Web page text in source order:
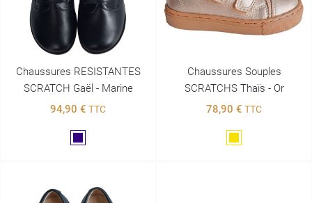
Chaussures RESISTANTES
SCRATCH Gaël - Marine
94,90 € TTC
Chaussures Souples
SCRATCHS Thaïs - Or
78,90 € TTC